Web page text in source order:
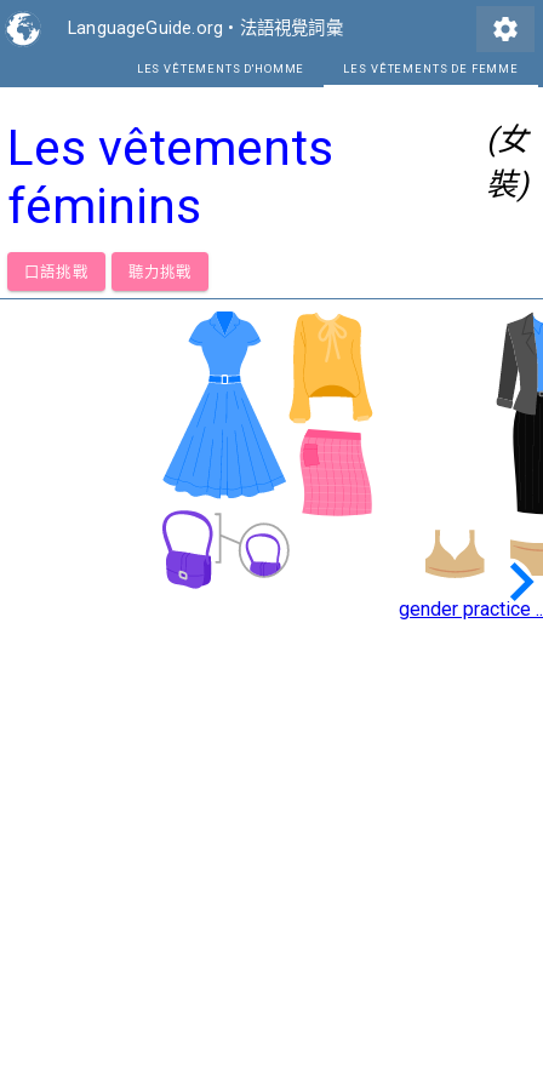
LanguageGuide.org • 法語視覺詞彙 settings
Les vêtements
féminins
(女
裝)
聽力挑戰
gender practice ..